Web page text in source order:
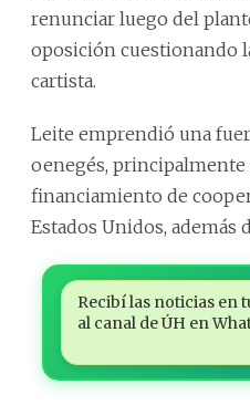
renunciar luego del
oposición cuestionando
cartista.
Leite emprendió una
oenegés, principalmente
financiamiento de
Estados Unidos, además
Recibí las noticias en
al canal de ÚH en